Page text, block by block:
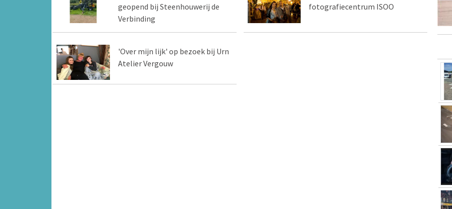
geopend bij Steenhouwerij de
Verbinding
fotografiecentrum ISOO
'Over mijn lijk' op bezoek bij Urn
Atelier Vergouw